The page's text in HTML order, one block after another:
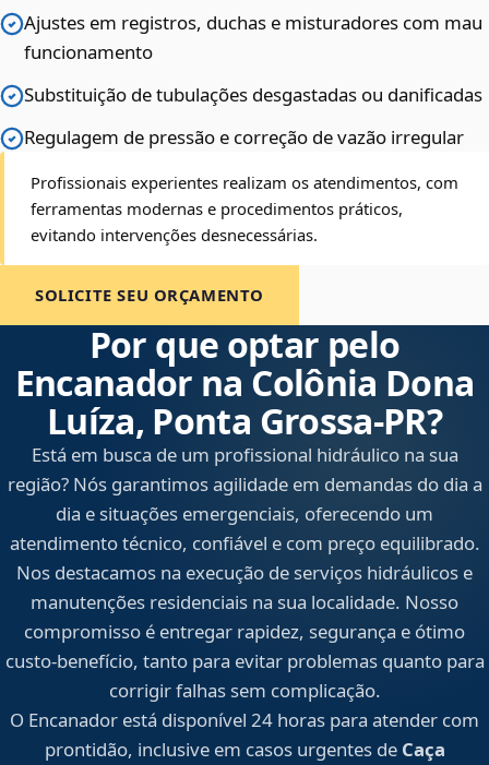
Ajustes em registros, duchas e misturadores com mau
funcionamento
Substituição de tubulações desgastadas ou danificadas
Regulagem de pressão e correção de vazão irregular
Profissionais experientes realizam os atendimentos, com
ferramentas modernas e procedimentos práticos,
evitando intervenções desnecessárias.
SOLICITE SEU ORÇAMENTO
Por que optar pelo
Encanador na Colônia Dona
Luíza, Ponta Grossa‑PR?
Está em busca de um profissional hidráulico na sua
região? Nós garantimos agilidade em demandas do dia a
dia e situações emergenciais, oferecendo um
atendimento técnico, confiável e com preço equilibrado.
Nos destacamos na execução de serviços hidráulicos e
manutenções residenciais na sua localidade. Nosso
compromisso é entregar rapidez, segurança e ótimo
custo-benefício, tanto para evitar problemas quanto para
corrigir falhas sem complicação.
O Encanador está disponível 24 horas para atender com
prontidão, inclusive em casos urgentes de Caça